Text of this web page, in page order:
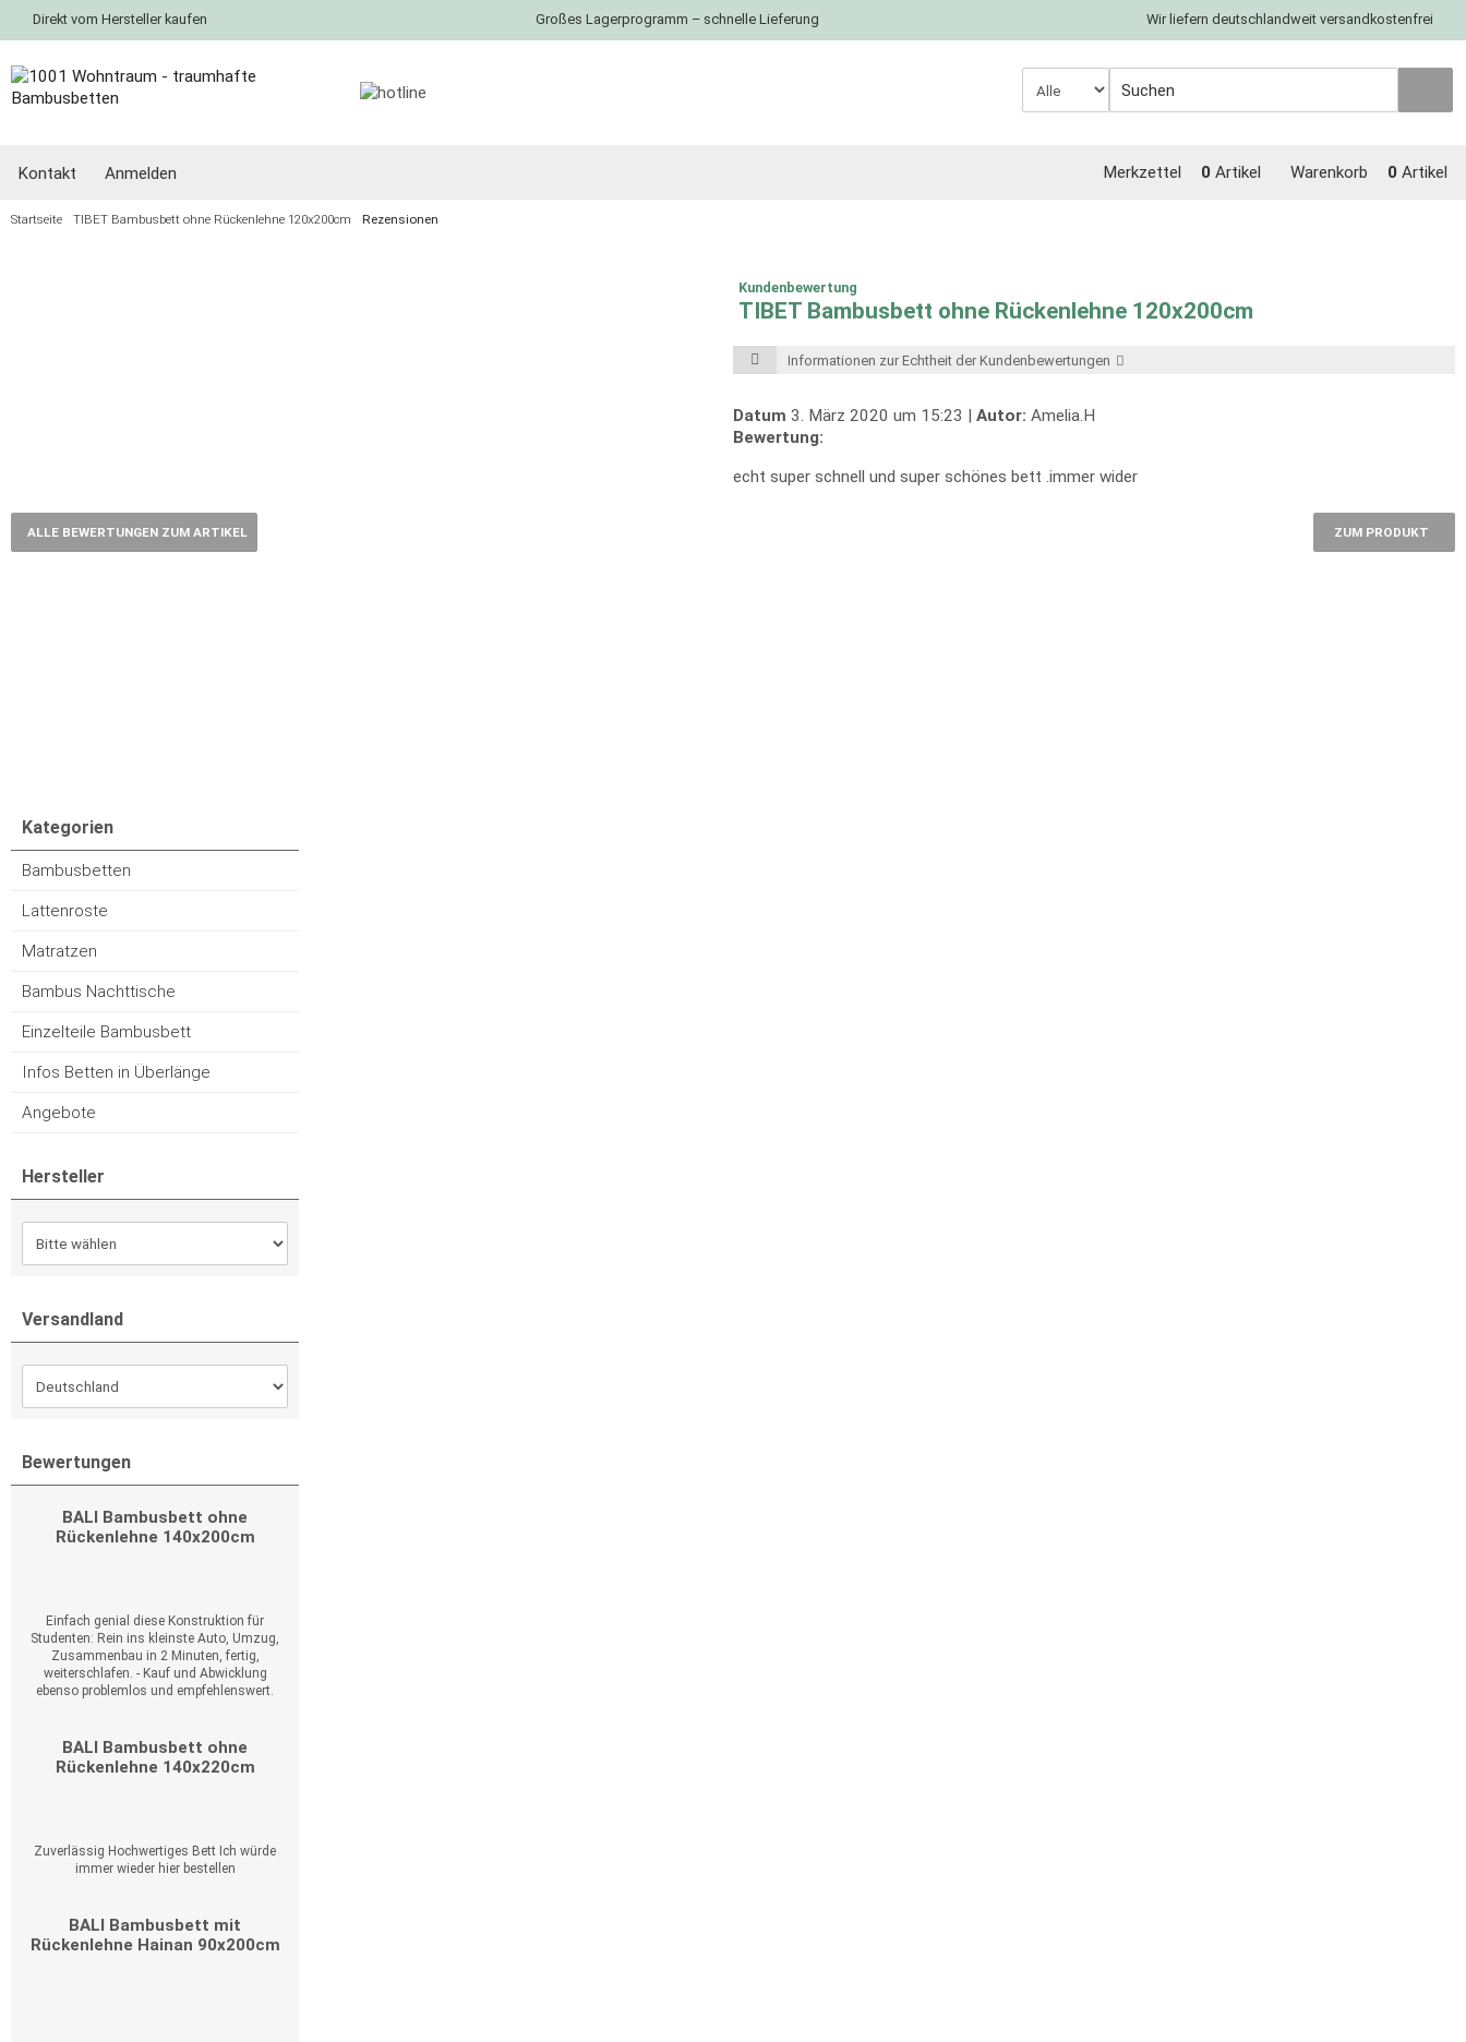
Direkt vom Hersteller kaufen Großes Lagerprogramm – schnelle Lieferung Wir liefern deutschlandweit versandkostenfrei
Kontakt Anmelden Warenkorb 0 Artikel
Merkzettel 0 Artikel
Startseite TIBET Bambusbett ohne Rückenlehne 120x200cm Rezensionen
Kundenbewertung
TIBET Bambusbett ohne Rückenlehne 120x200cm
Informationen zur Echtheit der Kundenbewertungen
Datum 3. März 2020 um 15:23 | Autor: Amelia.H
Bewertung:
echt super schnell und super schönes bett .immer wider
ZUM PRODUKT
ALLE BEWERTUNGEN ZUM ARTIKEL
Kategorien
Bambusbetten
Lattenroste
Matratzen
Bambus Nachttische
Einzelteile Bambusbett
Infos Betten in Überlänge
Angebote
Hersteller
Versandland
Bewertungen
BALI Bambusbett ohne
Rückenlehne 140x200cm
Einfach genial diese Konstruktion für
Studenten: Rein ins kleinste Auto, Umzug,
Zusammenbau in 2 Minuten, fertig,
weiterschlafen. - Kauf und Abwicklung
ebenso problemlos und empfehlenswert.
BALI Bambusbett ohne
Rückenlehne 140x220cm
Zuverlässig Hochwertiges Bett Ich würde
immer wieder hier bestellen
BALI Bambusbett mit
Rückenlehne Hainan 90x200cm